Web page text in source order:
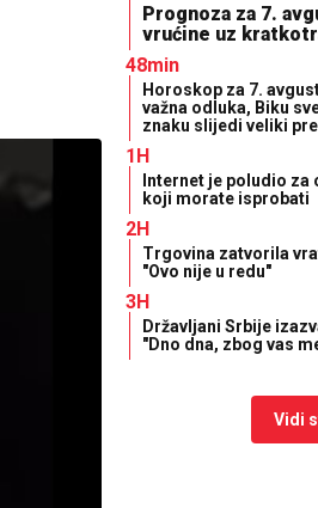
Prognoza za 7.
vrućine uz
48min
Horoskop za 7.
važna odluka, Biku
znaku slijedi veliki
1H
Internet je poludio
koji morate isprobati
2H
Trgovina zatvorila
"Ovo nije u redu"
3H
Državljani Srbije
"Dno dna, zbog vas
Vidi